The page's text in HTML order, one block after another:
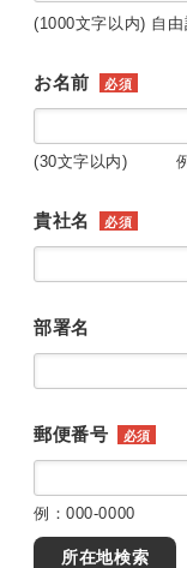
(1000文字以内) 自由
お名前 必須
(30文字以内) 例
貴社名 必須
部署名
郵便番号 必須
例：000-0000
所在地検索